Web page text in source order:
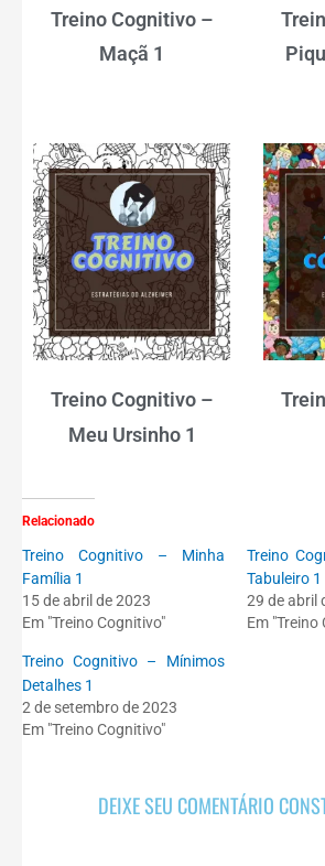
Treino Cognitivo –
Maçã 1
Treino Cognitivo –
Meu Ursinho 1
Relacionado
Treino Cognitivo – Minha
Família 1
15 de abril de 2023
Em "Treino Cognitivo"
Treino
Tabuleiro 1
29 de abril
Em "Treino
Treino Cognitivo – Mínimos
Detalhes 1
2 de setembro de 2023
Em "Treino Cognitivo"
DEIXE SEU COMENTÁRIO